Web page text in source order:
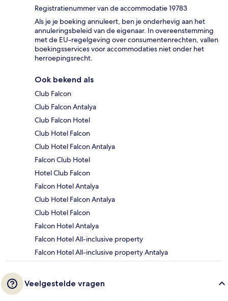
Registratienummer van de accommodatie 19783
Als je je boeking annuleert, ben je onderhevig aan het
annuleringsbeleid van de eigenaar. In overeenstemming
met de EU-regelgeving over consumentenrechten, vallen
boekingsservices voor accommodaties niet onder het
herroepingsrecht.
Ook bekend als
Club Falcon
Club Falcon Antalya
Club Falcon Hotel
Club Hotel Falcon
Club Hotel Falcon Antalya
Falcon Club Hotel
Hotel Club Falcon
Falcon Hotel Antalya
Club Hotel Falcon Antalya
Club Hotel Falcon
Falcon Hotel Antalya
Falcon Hotel All-inclusive property
Falcon Hotel All-inclusive property Antalya
Veelgestelde vragen